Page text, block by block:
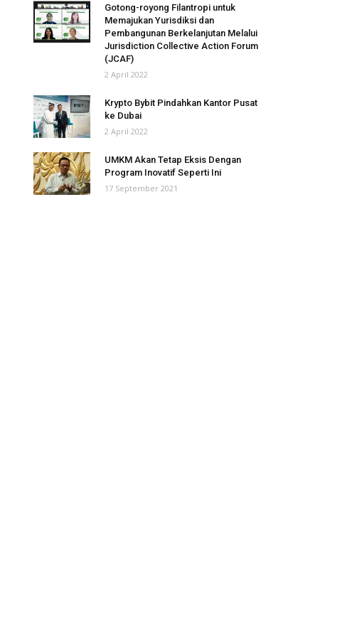
Gotong-royong Filantropi untuk
Memajukan Yurisdiksi dan
Pembangunan Berkelanjutan Melalui
Jurisdiction Collective Action Forum
(JCAF)
2 April 2022
Krypto Bybit Pindahkan Kantor Pusat
ke Dubai
2 April 2022
UMKM Akan Tetap Eksis Dengan
Program Inovatif Seperti Ini
17 September 2021